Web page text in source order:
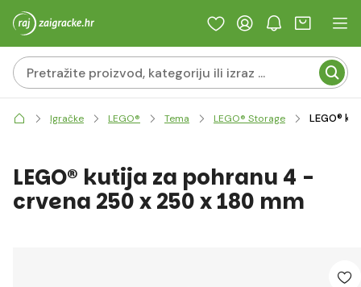
Igračke LEGO® Tema LEGO® Storage LEGO®
LEGO® kutija za pohranu 4 -
crvena 250 x 250 x 180 mm